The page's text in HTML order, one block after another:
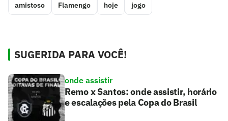
amistoso Flamengo hoje jogo
SUGERIDA PARA VOCÊ!
onde assistir
Remo x Santos: onde assistir, horário
e escalações pela Copa do Brasil